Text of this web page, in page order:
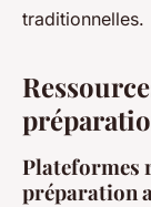
traditionnelles.
Plateformes
préparation